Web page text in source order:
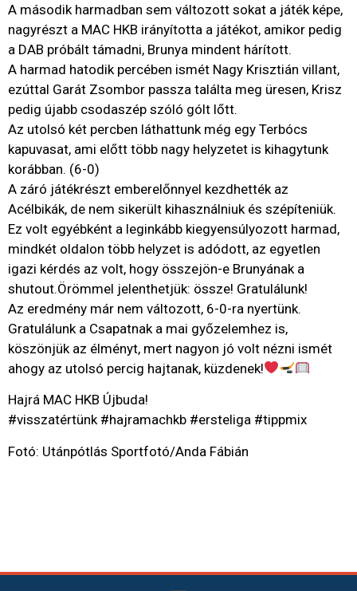
A második harmadban sem változott sokat a játék képe,
nagyrészt a MAC HKB irányította a játékot, amikor pedig
a DAB próbált támadni, Brunya mindent hárított.
A harmad hatodik percében ismét Nagy Krisztián villant,
ezúttal Garát Zsombor passza találta meg üresen, Krisz
pedig újabb csodaszép szóló gólt lőtt.
Az utolsó két percben láthattunk még egy Terbócs
kapuvasat, ami előtt több nagy helyzetet is kihagytunk
korábban. (6-0)
A záró játékrészt emberelőnnyel kezdhették az
Acélbikák, de nem sikerült kihasználniuk és szépíteniük.
Ez volt egyébként a leginkább kiegyensúlyozott harmad,
mindkét oldalon több helyzet is adódott, az egyetlen
igazi kérdés az volt, hogy összejön-e Brunyának a
shutout.Örömmel jelenthetjük: össze! Gratulálunk!
Az eredmény már nem változott, 6-0-ra nyertünk.
Gratulálunk a Csapatnak a mai győzelemhez is,
köszönjük az élményt, mert nagyon jó volt nézni ismét
ahogy az utolsó percig hajtanak, küzdenek!
Hajrá MAC HKB Újbuda!
#visszatértünk #hajramachkb #ersteliga #tippmix
Fotó: Utánpótlás Sportfotó/Anda Fábián